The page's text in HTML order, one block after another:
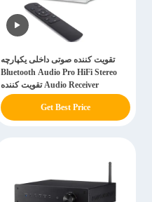
تقویت کننده صوتی داخلی یکپارچه
Bluetooth Audio Pro HiFi Stereo
Audio Receiver تقویت کننده
Get Best Price